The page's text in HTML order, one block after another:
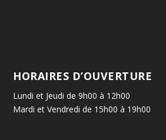
HORAIRES D’OUVERTURE
Lundi et Jeudi de 9h00 à 12h00
Mardi et Vendredi de 15h00 à 19h00